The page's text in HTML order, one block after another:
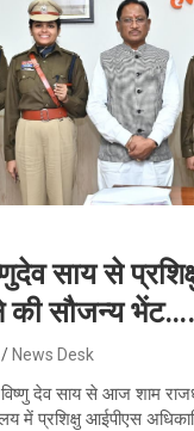
साय से
की सौजन्य भेंट….
News Desk
देव साय से आज शाम
में प्रशिक्षु आईपीएस